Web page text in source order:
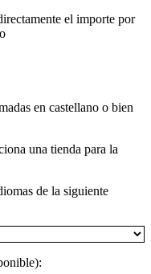
el importe por
en castellano o bien
una tienda para la
de la siguiente